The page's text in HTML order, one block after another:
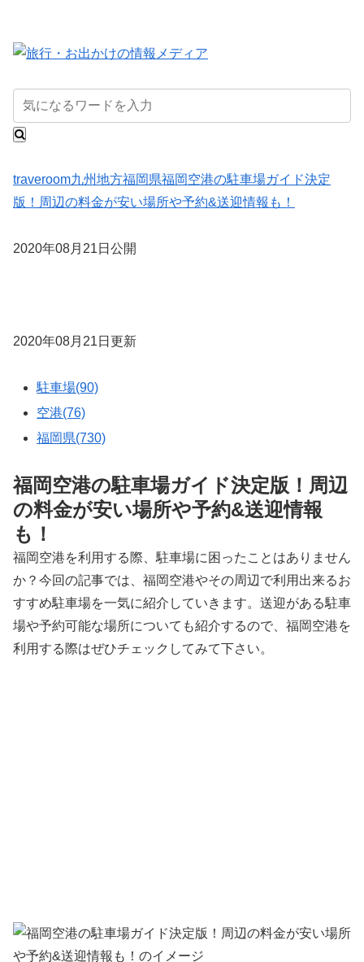
traveroom九州地方福岡県福岡空港の駐車場ガイド決定
版！周辺の料金が安い場所や予約&送迎情報も！
2020年08月21日公開
2020年08月21日更新
駐車場(90)
空港(76)
福岡県(730)
福岡空港の駐車場ガイド決定版！周辺
の料金が安い場所や予約&送迎情報
も！
福岡空港を利用する際、駐車場に困ったことはありません
か？今回の記事では、福岡空港やその周辺で利用出来るお
すすめ駐車場を一気に紹介していきます。送迎がある駐車
場や予約可能な場所についても紹介するので、福岡空港を
利用する際はぜひチェックしてみて下さい。